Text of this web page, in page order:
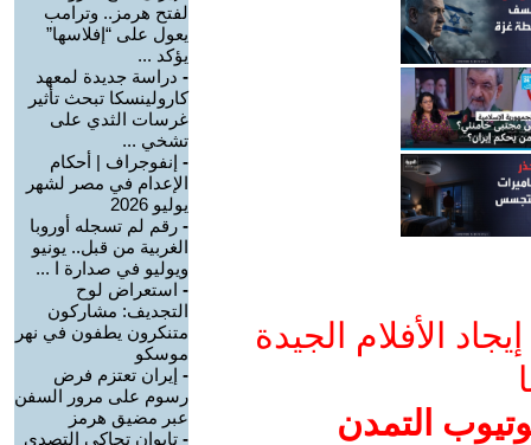
الأفلام الجيدة
التمدن
لفتح هرمز.. وترامب
يعول على “إفلاسها”
يؤكد ...
- دراسة جديدة لمعهد
كارولينسكا تبحث تأثير
غرسات الثدي على
تشخي ...
- إنفوجراف | أحكام
الإعدام في مصر لشهر
يوليو 2026
- رقم لم تسجله أوروبا
الغربية من قبل.. يونيو
ويوليو في صدارة ا ...
- استعراض لوح
التجديف: مشاركون
متنكرون يطفون في نهر
موسكو
- إيران تعتزم فرض
رسوم على مرور السفن
عبر مضيق هرمز
- تايوان تحاكي التصدي